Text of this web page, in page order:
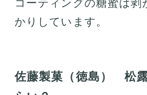
コーティングの糖蜜は剥
かりしています。
佐藤製菓（徳島） 松